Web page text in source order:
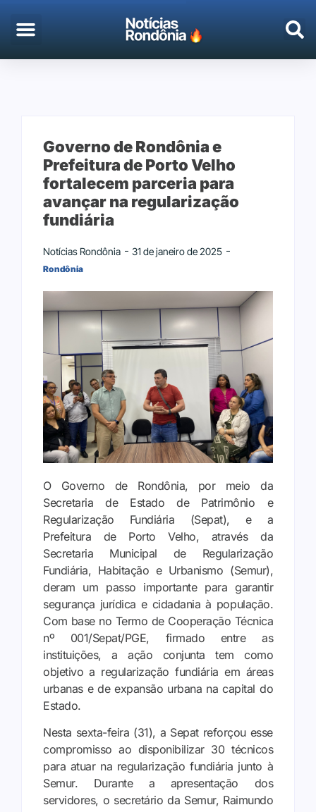
Governo de Rondônia e
Prefeitura de Porto Velho
fortalecem parceria para
avançar na regularização
fundiária
Notícias Rondônia 31 de janeiro de 2025
Rondônia
O Governo de Rondônia, por meio da
Secretaria de Estado de Patrimônio e
Regularização Fundiária (Sepat), e a
Prefeitura de Porto Velho, através da
Secretaria Municipal de Regularização
Fundiária, Habitação e Urbanismo (Semur),
deram um passo importante para garantir
segurança jurídica e cidadania à população.
Com base no Termo de Cooperação Técnica
nº 001/Sepat/PGE, firmado entre as
instituições, a ação conjunta tem como
objetivo a regularização fundiária em áreas
urbanas e de expansão urbana na capital do
Estado.
Nesta sexta-feira (31), a Sepat reforçou esse
compromisso ao disponibilizar 30 técnicos
para atuar na regularização fundiária junto à
Semur. Durante a apresentação dos
servidores, o secretário da Semur, Raimundo